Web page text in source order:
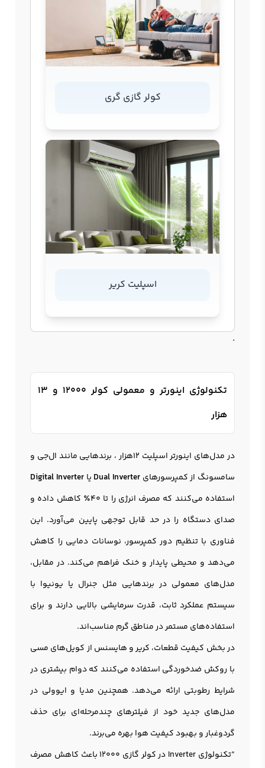
کولر گازی گری
اسپلیت کریر
.
تکنولوژی اینورتر و معمولی کولر 12000 و 13
هزار
در مدل‌های اینورتر اسپلیت ۱۲هزار ، برندهایی مانند ال‌جی و
سامسونگ از کمپرسورهایDual Inverter یاDigital Inverter
استفاده می‌کنند که مصرف انرژی را تا ۴۰٪ کاهش داده و
صدای دستگاه را در حد قابل توجهی پایین می‌آورد. این
فناوری با تنظیم دور کمپرسور، نوسانات دمایی را کاهش
می‌دهد و محیطی پایدار و خنک فراهم می‌کند. در مقابل،
مدل‌های معمولی در برندهایی مثل جنرال یا یونیوا با
سیستم عملکرد ثابت، قدرت سرمایشی بالایی دارند و برای
استفاده‌های مستمر در مناطق گرم مناسب‌اند.
در بخش کیفیت قطعات، کریر و هایسنس از کویل‌های مسی
با روکش ضد‌خوردگی استفاده می‌کنند که دوام بیشتری در
شرایط رطوبتی ارائه می‌دهد. همچنین مدیا و ایوولی در
مدل‌های جدید خود از فیلترهای چند‌مرحله‌ای برای حذف
گرد‌وغبار و بهبود کیفیت هوا بهره می‌برند.
“تکنولوژی Inverter در کولر گازی 12000 باعث کاهش مصرف